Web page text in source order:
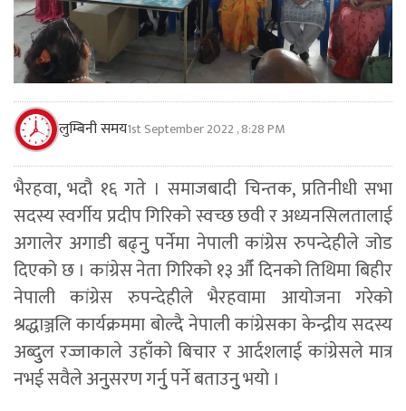
लुम्बिनी समय1st September 2022 , 8:28 PM
भैरहवा, भदौ १६ गते । समाजबादी चिन्तक, प्रतिनीधी सभा
सदस्य स्वर्गीय प्रदीप गिरिको स्वच्छ छवी र अध्यनसिलतालाई
अगालेर अगाडी बढ्नुु पर्नेमा नेपाली कांग्रेस रुपन्देहीले जोड
दिएको छ । कांग्रेस नेता गिरिको १३ औँ दिनको तिथिमा बिहीर
नेपाली कांग्रेस रुपन्देहीले भैरहवामा आयोजना गरेको
श्रद्धाञ्जलि कार्यक्रममा बोल्दै नेपाली कांग्रेसका केन्द्रीय सदस्य
अब्दुुल रज्जाकाले उहाँको बिचार र आर्दशलाई कांग्रेसले मात्र
नभई सवैले अनुुसरण गर्नुु पर्ने बताउनुु भयो ।